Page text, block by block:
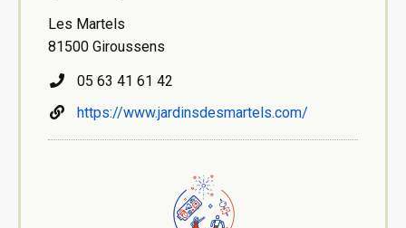
Les Martels
81500 Giroussens
05 63 41 61 42
https://www.jardinsdesmartels.com/